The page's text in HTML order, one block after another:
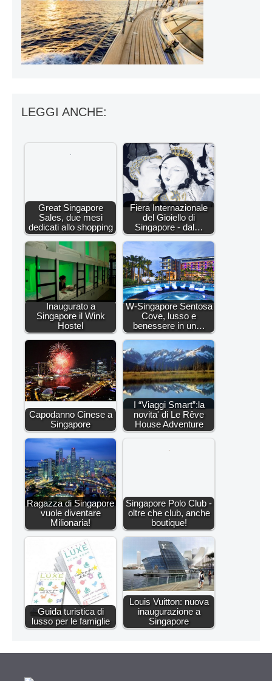
LEGGI ANCHE:
Great Singapore
Sales, due mesi
dedicati allo shopping
Fiera Internazionale
del Gioiello di
Singapore - dal…
Inaugurato a
Singapore il Wink
Hostel
W-Singapore Sentosa
Cove, lusso e
benessere in un…
Capodanno Cinese a
Singapore
I “Viaggi Smart”:la
novita' di Le Rêve
House Adventure
Ragazza di Singapore
vuole diventare
Milionaria!
Singapore Polo Club -
oltre che club, anche
boutique!
Guida turistica di
lusso per le famiglie
Louis Vuitton: nuova
inaugurazione a
Singapore